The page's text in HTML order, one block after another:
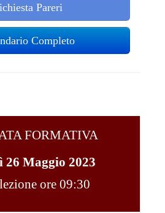
Pareri
Completo
FORMATIVA
26 Maggio 2023
ore 09:30